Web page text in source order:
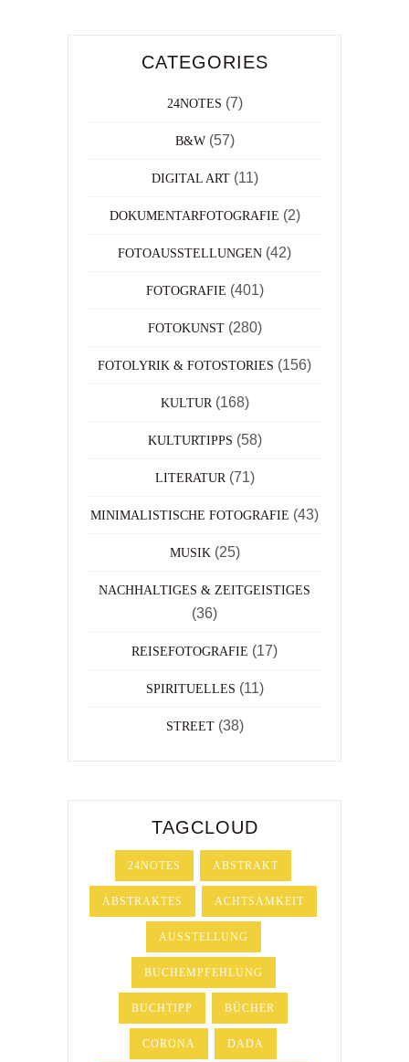
CATEGORIES
24NOTES (7)
B&W(57)
DIGITAL ART(11)
DOKUMENTARFOTOGRAFIE (2)
FOTOAUSSTELLUNGEN (42)
FOTOGRAFIE (401)
FOTOKUNST(280)
FOTOLYRIK & FOTOSTORIES (156)
KULTUR (168)
KULTURTIPPS (58)
LITERATUR (71)
MINIMALISTISCHE FOTOGRAFIE (43)
MUSIK (25)
NACHHALTIGES & ZEITGEISTIGES
(36)
REISEFOTOGRAFIE (17)
SPIRITUELLES (11)
STREET(38)
TAGCLOUD
24NOTES ABSTRAKT
ABSTRAKTES ACHTSAMKEIT
AUSSTELLUNG
BUCHEMPFEHLUNG
BUCHTIPP BÜCHER
CORONA DADA